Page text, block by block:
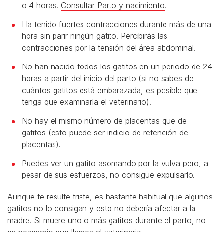
o 4 horas. Consultar Parto y nacimiento.
Ha tenido fuertes contracciones durante más de una
hora sin parir ningún gatito. Percibirás las
contracciones por la tensión del área abdominal.
No han nacido todos los gatitos en un periodo de 24
horas a partir del inicio del parto (si no sabes de
cuántos gatitos está embarazada, es posible que
tenga que examinarla el veterinario).
No hay el mismo número de placentas que de
gatitos (esto puede ser indicio de retención de
placentas).
Puedes ver un gatito asomando por la vulva pero, a
pesar de sus esfuerzos, no consigue expulsarlo.
Aunque te resulte triste, es bastante habitual que algunos
gatitos no lo consigan y esto no debería afectar a la
madre. Si muere uno o más gatitos durante el parto, no